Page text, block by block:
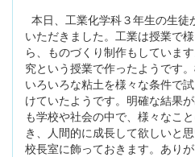
本日、工業化学科３年生の生
いただきました。工業は授業で
ら、ものづくり制作もしていま
究という授業で作ったようです
いろいろな粘土を様々な条件で
けていたようです。明確な結果
も学校や社会の中で、様々なこ
き、人間的に成長して欲しいと
校長室に飾っておきます。ありが